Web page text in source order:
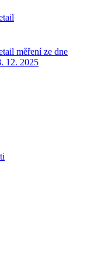
měření ze dne
12. 2025